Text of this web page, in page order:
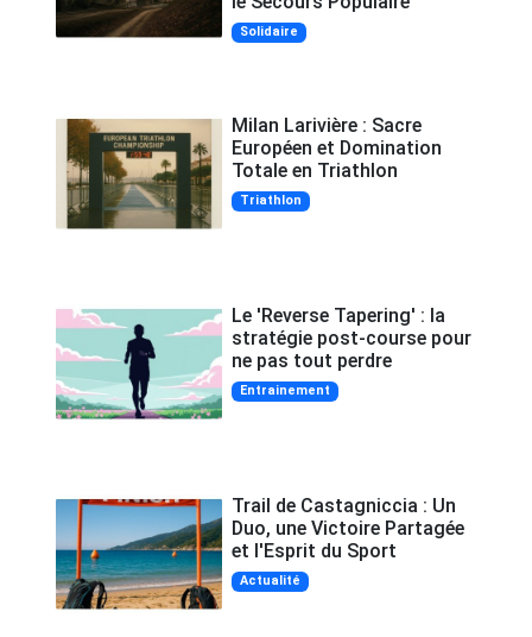
Solidaire
Milan Larivière : Sacre
Européen et Domination
Totale en Triathlon
Triathlon
Le 'Reverse Tapering' : la
stratégie post-course pour
ne pas tout perdre
Entrainement
Trail de Castagniccia : Un
Duo, une Victoire Partagée
et l'Esprit du Sport
Actualité